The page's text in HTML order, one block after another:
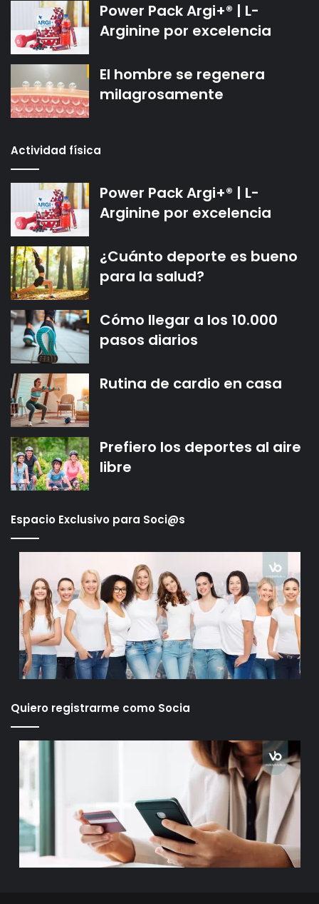
Power Pack Argi+® | L-
Arginine por excelencia
El hombre se regenera
milagrosamente
Actividad física
Power Pack Argi+® | L-
Arginine por excelencia
¿Cuánto deporte es bueno
para la salud?
Cómo llegar a los 10.000
pasos diarios
Rutina de cardio en casa
Prefiero los deportes al aire
libre
Espacio Exclusivo para Soci@s
Quiero registrarme como Socia